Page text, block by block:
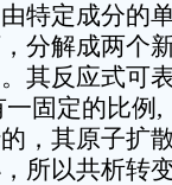
特定成分的
分解成两个
其反应式可
固定的比例,
，其原子扩
所以共析转